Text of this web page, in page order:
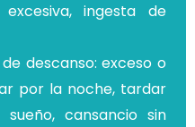
ingesta de
descanso: exceso o
por la noche, tardar
cansancio sin